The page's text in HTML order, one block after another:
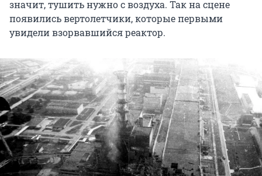
значит, тушить нужно с воздуха. Так на сцене
появились вертолетчики, которые первыми
увидели взорвавшийся реактор.